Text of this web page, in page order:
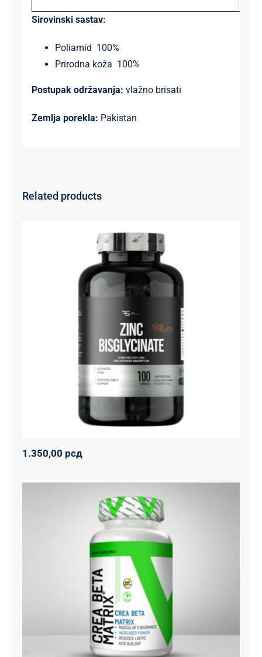
Sirovinski sastav:
Poliamid 100%
Prirodna koža 100%
Postupak održavanja: vlažno brisati
Zemlja porekla: Pakistan
Related products
Cink Bisglicinat 20 mg – Zinc
Bisglycinate CoreChelate®, 100
kapsula
Basic supplements Svi proizvodi Vitaminko
1.350,00рсд
1.350,00 рсд
CREA BETA MATRIX
Napumpanko Svi proizvodi
1.800,00 рсд